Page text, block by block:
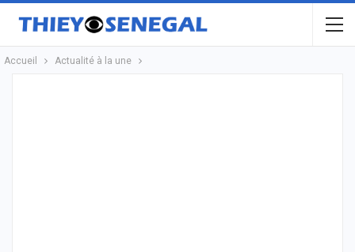
Accueil Actualité à la une